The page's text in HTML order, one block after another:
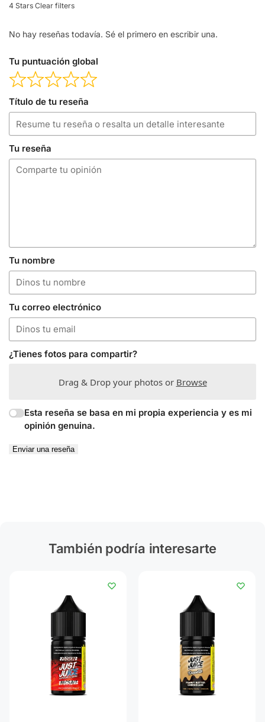
4 Stars Clear filters
No hay reseñas todavía. Sé el primero en escribir una.
Tu puntuación global
Título de tu reseña
Tu reseña
Tu nombre
Tu correo electrónico
¿Tienes fotos para compartir?
Drag & Drop your photos or Browse
Esta reseña se basa en mi propia experiencia y es mi
opinión genuina.
Enviar una reseña
También podría interesarte